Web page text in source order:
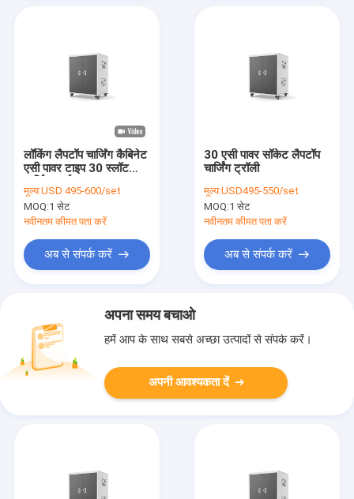
लॉकिंग लैपटॉप चार्जिंग कैबिनेट
एसी पावर टाइप 30 स्लॉट
मूल्य:USD 495-600/set
MOQ:1 सेट
नवीनतम कीमत पता करें
अब से संपर्क करें
30 एसी पावर सॉकेट लैपटॉप
चार्जिंग ट्रॉली
मूल्य:USD495-550/set
MOQ:1 सेट
नवीनतम कीमत पता करें
अब से संपर्क करें
अपना समय बचाओ
हमें आप के साथ सबसे अच्छा उत्पादों से संपर्क करें।
अपनी आवश्यकता दें